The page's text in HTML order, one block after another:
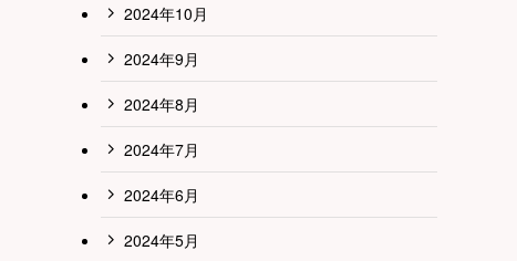
2024年10月
2024年9月
2024年8月
2024年7月
2024年6月
2024年5月